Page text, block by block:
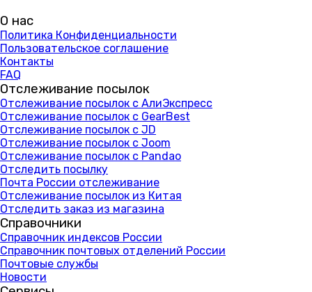
О нас
Политика Конфиденциальности
Пользовательское соглашение
Контакты
FAQ
Отслеживание посылок
Отслеживание посылок с АлиЭкспресс
Отслеживание посылок с GearBest
Отслеживание посылок с JD
Отслеживание посылок с Joom
Отслеживание посылок с Pandao
Отследить посылку
Почта России отслеживание
Отслеживание посылок из Китая
Отследить заказ из магазина
Справочники
Справочник индексов России
Справочник почтовых отделений России
Почтовые службы
Новости